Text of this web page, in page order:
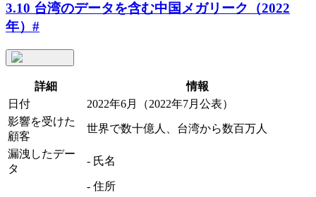
3.10 台湾のデータを含む中国メガリーク（2022
年） #
詳細
情報
日付
2022年6月（2022年7月公表）
影響を受けた
顧客
世界で数十億人、台湾から数百万人
漏洩したデー
タ
- 氏名
- 住所